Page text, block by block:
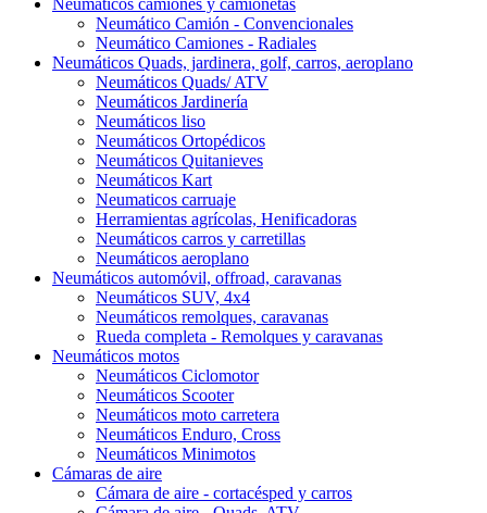
Neumáticos camiones y camionetas
Neumático Camión - Convencionales
Neumático Camiones - Radiales
Neumáticos Quads, jardinera, golf, carros, aeroplano
Neumáticos Quads/ ATV
Neumáticos Jardinería
Neumáticos liso
Neumáticos Ortopédicos
Neumáticos Quitanieves
Neumáticos Kart
Neumaticos carruaje
Herramientas agrícolas, Henificadoras
Neumáticos carros y carretillas
Neumáticos aeroplano
Neumáticos automóvil, offroad, caravanas
Neumáticos SUV, 4x4
Neumáticos remolques, caravanas
Rueda completa - Remolques y caravanas
Neumáticos motos
Neumáticos Ciclomotor
Neumáticos Scooter
Neumáticos moto carretera
Neumáticos Enduro, Cross
Neumáticos Minimotos
Cámaras de aire
Cámara de aire - cortacésped y carros